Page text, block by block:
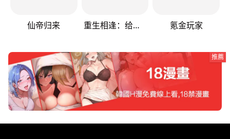
仙帝归来 重生相逢：给你我的独家宠溺 氪金玩家
推薦